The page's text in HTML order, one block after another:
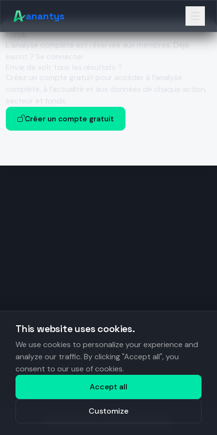
anantys
Fonds
L’analyse complète est réservée aux membres.Déjà
inscrit ? Se connecter
Envie de voir tous les résultats ?
Créez un compte gratuit pour accéder à l’analyse
complète, à l’actualité et aux données de chaque action,
secteur et fonds.
Créer un compte gratuit
This website uses cookies.
We use cookies to personalize your experience and
analyze our traffic. By clicking "Accept all", you
consent to our use of cookies.
Accept all
Customize